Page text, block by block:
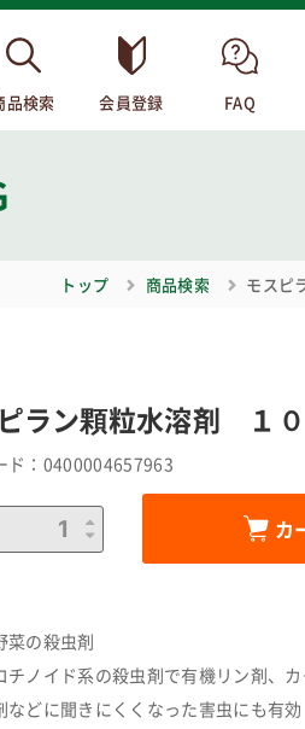
品検索 会員登録 FAQ
トップ 商品検索 モスピ
ラン顆粒水溶剤 １
： 0400004657963
カ
菜の殺虫剤
チノイド系の殺虫剤で有機リン剤、
などに聞きにくくなった害虫にも有効